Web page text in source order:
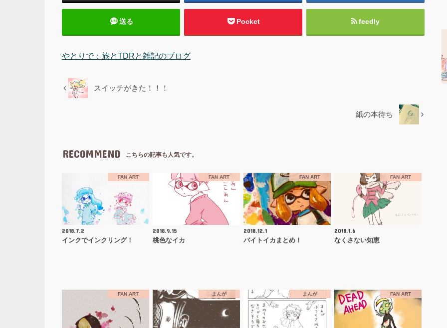
送る Pocket feedly
やとりで：旅とTDRと雑記のブログ
スイッチがきた！！！
紙の本待ち
RECOMMEND こちらの記事も人気です。
FAN ART
2018.7.2
インクでインクリング！
FAN ART
2018.9.15
桃色なイカ
FAN ART
2018.12.1
バイトイカまとめ！
FAN ART
2018.1.6
なくさない知恵
FAN ART まんが まんが FAN ART